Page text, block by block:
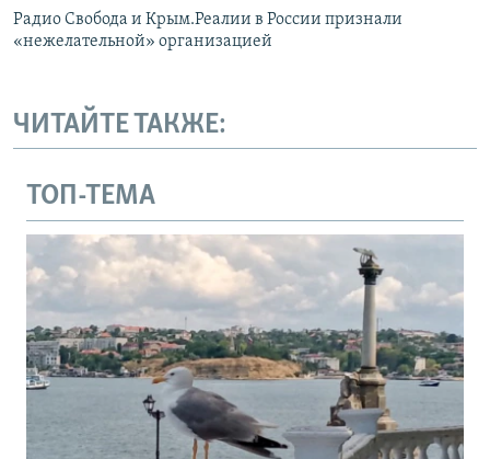
Радио Свобода и Крым.Реалии в России признали
«нежелательной» организацией
ЧИТАЙТЕ ТАКЖЕ:
ТОП-ТЕМА